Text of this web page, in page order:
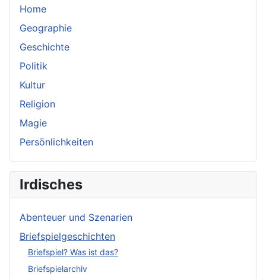
Home
Geographie
Geschichte
Politik
Kultur
Religion
Magie
Persönlichkeiten
Irdisches
Abenteuer und Szenarien
Briefspielgeschichten
Briefspiel? Was ist das?
Briefspielarchiv